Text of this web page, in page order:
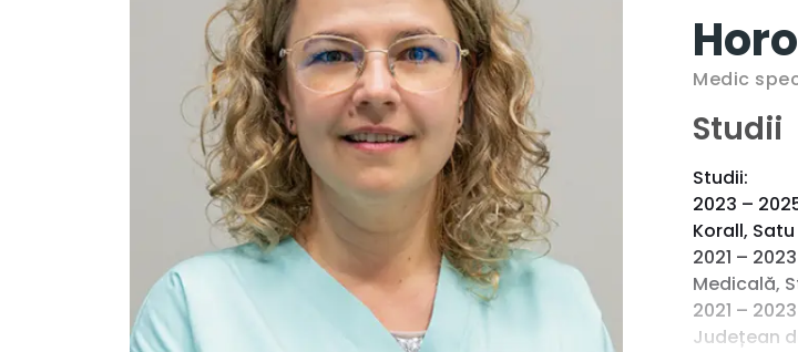
Medic
Studii
Studii:
2023 –
Korall,
2021 –
Medicală,
2021 –
Județean